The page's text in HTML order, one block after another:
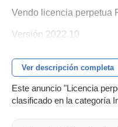
Vendo licencia perpetua
Versión 2022.10
Ver descripción completa
Este anuncio "Licencia
clasificado en la categoría